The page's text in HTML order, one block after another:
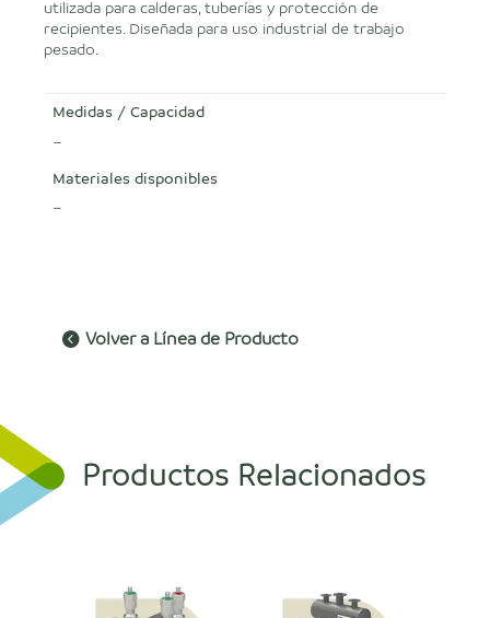
utilizada para calderas, tuberías y protección de
recipientes. Diseñada para uso industrial de trabajo
pesado.
Medidas / Capacidad
–
Materiales disponibles
–
Volver a Línea de Producto
Productos Relacionados